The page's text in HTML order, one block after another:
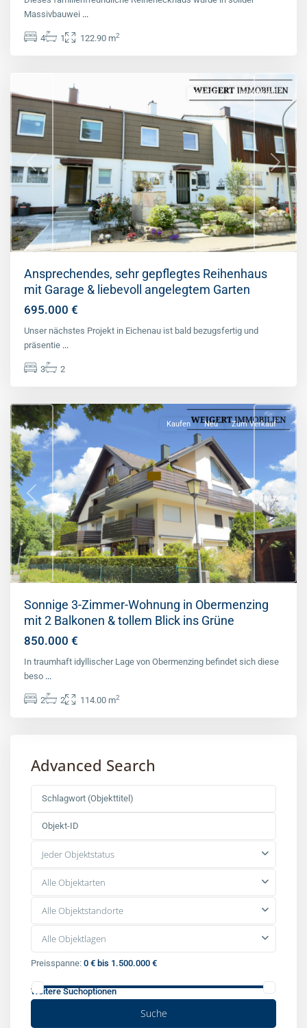
Massivbauwei ...
4 1 122.90 m2
Previous Next
Kaufen Zum Verkauf
Ansprechendes, sehr gepflegtes Reihenhaus
mit Garage & liebevoll angelegtem Garten
695.000 €
Unser nächstes Projekt in Eichenau ist bald bezugsfertig und
präsentie ...
3 2
West
(München
München
Previous Next
Kaufen Neu Zum Verkauf
Sonnige 3-Zimmer-Wohnung in Obermenzing
mit 2 Balkonen & tollem Blick ins Grüne
850.000 €
In traumhaft idyllischer Lage von Obermenzing befindet sich diese
beso ...
2 2 114.00 m2
Advanced Search
Jeder Objektstatus
Alle Objektarten
Alle Objektstandorte
Alle Objektlagen
Preisspanne: 0 € bis 1.500.000 €
Weitere Suchoptionen
Suche